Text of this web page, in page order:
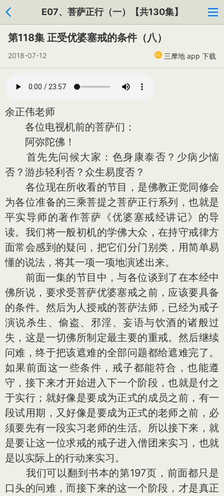
E07、菩萨正行（一）【共130集】
第118集 正受优婆塞戒的条件（八）
2018-07-12 三摩地 app 下载
余正伟老师
各位电视机前的菩萨们：
阿弥陀佛！
首先先问候大家：色身康泰否？少病少恼
否？游步轻利否？众生易度否？
各位现在所收看的节目，是佛教正觉同修会
为各位准备的三乘菩提之菩萨正行系列，也就是
平实导师的著作菩萨《优婆塞戒经讲记》的导
读。我们将一般初机的学佛大众，在持守戒律方
面常会感到的疑问，把它们分门别类，用简单易
懂的说法，将其一项一项地演述出来。
前面一集的节目中，与各位谈到了在本经中
佛所说，要求受菩萨优婆塞戒之前，应该要具备
的条件。然后为人授戒的菩萨法师，已经为戒子
演说杀生、偷盗、邪淫、妄语与饮酒的诸般过
失，这是一切佛所制定最主要的重戒。然后继续
问难，终于把该遮难的全部问题都给遮难完了。
如果前面这一些条件，戒子都能符合，也能遵
守，接下来才开始进入下一个阶段，也就是付之
于实行；就好像是要成为正式的成员之前，有一
段试用期，又好像是要成为正式的老师之前，必
须要先有一段实习老师的生活。所以接下来，就
是要让这一位求戒的戒子进入僧团来实习，也就
是以实际上的行动来实习。
我们可以翻到书本的第197页，前面都只是
口头的问难，而接下来的这一个阶段，才是真正